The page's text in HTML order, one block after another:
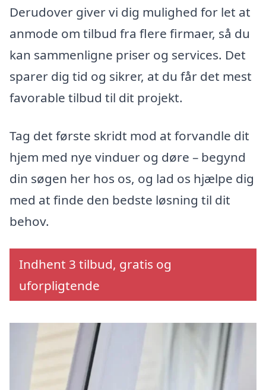
Derudover giver vi dig mulighed for let at
anmode om tilbud fra flere firmaer, så du
kan sammenligne priser og services. Det
sparer dig tid og sikrer, at du får det mest
favorable tilbud til dit projekt.
Tag det første skridt mod at forvandle dit
hjem med nye vinduer og døre – begynd
din søgen her hos os, og lad os hjælpe dig
med at finde den bedste løsning til dit
behov.
Indhent 3 tilbud, gratis og
uforpligtende